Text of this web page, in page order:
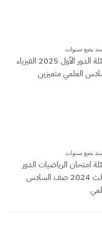
بضع سنوات
أسئلة الدور الأول 2025 الفيزياء
العلمي متميزين
بضع سنوات
امتحان الرياضيات الدور
الثالث 2024 صف السادس